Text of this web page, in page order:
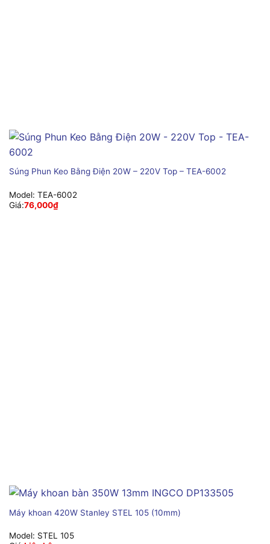
Súng Phun Keo Bằng Điện 20W – 220V Top – TEA-6002
Model: TEA-6002
Giá:76,000₫
Máy khoan 420W Stanley STEL 105 (10mm)
Model: STEL 105